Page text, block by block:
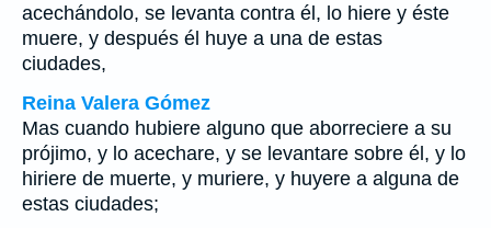
acechándolo, se levanta contra él, lo hiere y éste
muere, y después él huye a una de estas
ciudades,
Reina Valera Gómez
Mas cuando hubiere alguno que aborreciere a su
prójimo, y lo acechare, y se levantare sobre él, y lo
hiriere de muerte, y muriere, y huyere a alguna de
estas ciudades;